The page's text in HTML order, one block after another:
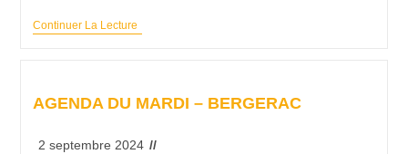
Continuer La Lecture
AGENDA DU MARDI – BERGERAC
2 septembre 2024